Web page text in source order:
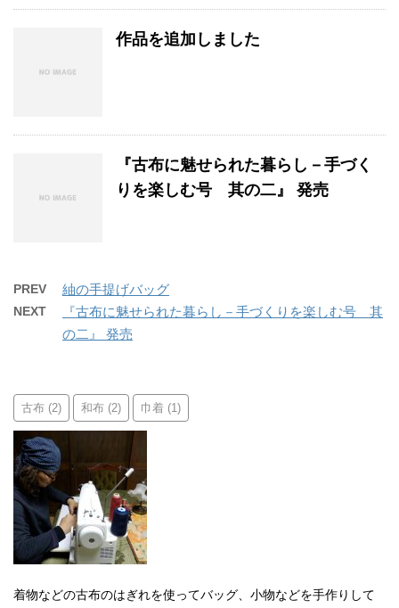
作品を追加しました
『古布に魅せられた暮らし－手づく
りを楽しむ号 其の二』 発売
PREV 紬の手提げバッグ
NEXT
『古布に魅せられた暮らし－手づくりを楽しむ号 其
の二』 発売
古布 (2) 和布 (2) 巾着 (1)
着物などの古布のはぎれを使ってバッグ、小物などを手作りして